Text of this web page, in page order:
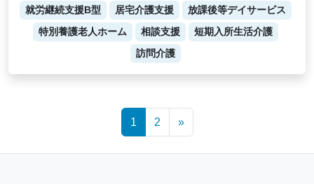
就労継続支援B型
居宅介護支援
放課後等デイサービス
特別養護老人ホーム
相談支援
短期入所生活介護
訪問介護
1 2 »